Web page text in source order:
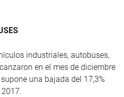
industriales, autobuses,
en el mes de diciembre
una bajada del 17,3%